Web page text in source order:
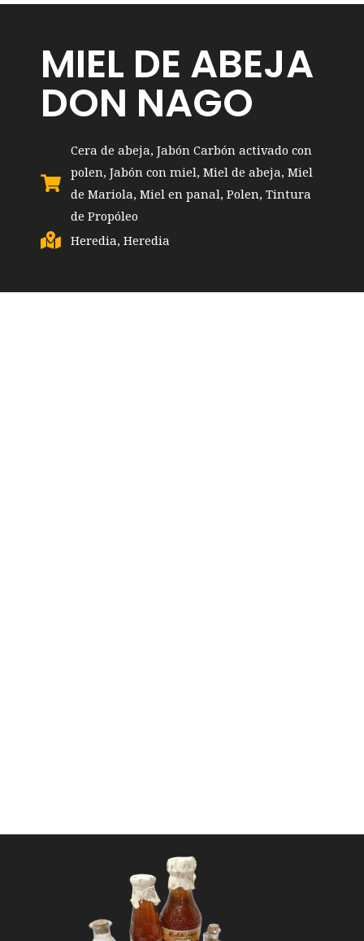
MIEL DE ABEJA
DON NAGO
Cera de abeja, Jabón Carbón activado con
polen, Jabón con miel, Miel de abeja, Miel
de Mariola, Miel en panal, Polen, Tintura
de Propóleo
Heredia, Heredia